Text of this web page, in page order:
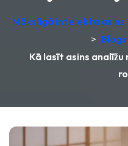
Mākslīgā intelekta
> Blogs
Kā lasīt asins